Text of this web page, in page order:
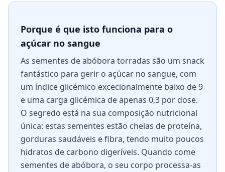
Porque é que isto funciona para o
açúcar no sangue
As sementes de abóbora torradas são um snack
fantástico para gerir o açúcar no sangue, com
um índice glicémico excecionalmente baixo de 9
e uma carga glicémica de apenas 0,3 por dose.
O segredo está na sua composição nutricional
única: estas sementes estão cheias de proteína,
gorduras saudáveis e fibra, tendo muito poucos
hidratos de carbono digeríveis. Quando come
sementes de abóbora, o seu corpo processa-as